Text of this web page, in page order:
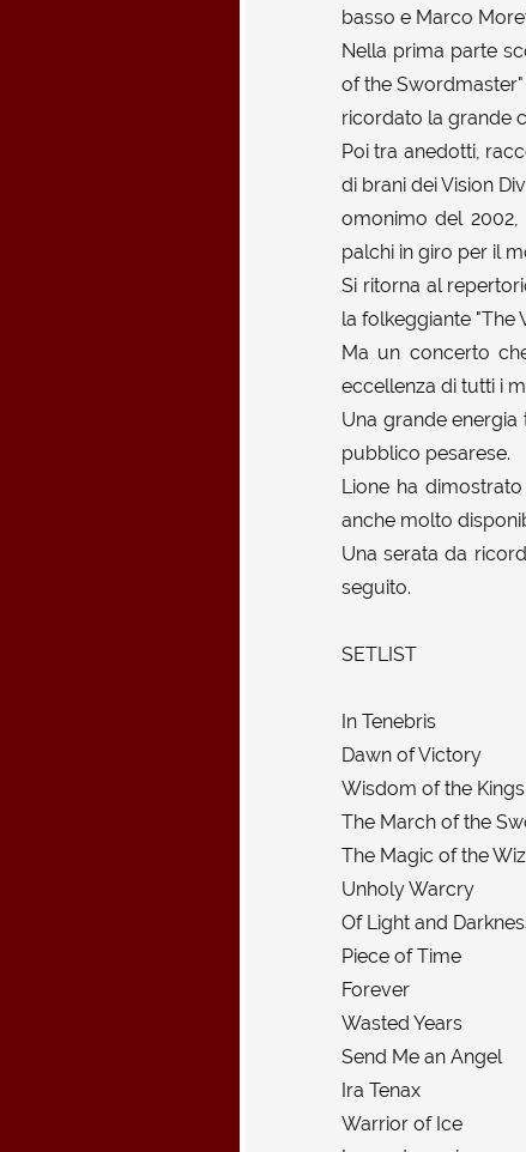
basso e Marco
Nella prima parte
of the
ricordato la grande
Poi tra anedotti,
di brani dei Vision
omonimo del
palchi in giro per il
Si ritorna al
la folkeggiante "The
Ma un concerto
eccellenza di tutti i
Una grande
pubblico pesarese.
Lione ha
anche molto
Una serata da
seguito.
SETLIST
In Tenebris
Dawn of Victory
Wisdom of the Kings
The March of the
The Magic of the
Unholy Warcry
Of Light and
Piece of Time
Forever
Wasted Years
Send Me an Angel
Ira Tenax
Warrior of Ice